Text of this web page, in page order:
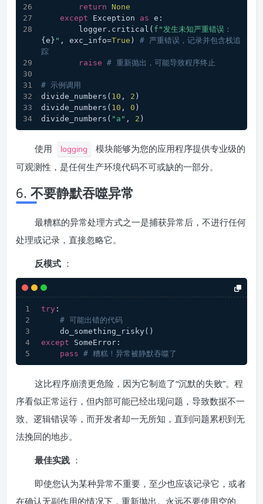
return
None
except Exception as e:
        logger.critical(
f"发生未知严重错误：
{e} " , exc_info=True ) # 严重错误，记录并包含栈追
踪
raise # 重新抛出，可能导致程序终止
# 示例调用
divide_numbers( 10 , 2 )
divide_numbers( 10 , 0 )
divide_numbers( "a" , 2 )
使用 logging
模块能够为您的应用程序提供专业级的
可观测性，是任何生产环境代码不可或缺的一部分。
6. 不要静默吞噬异常
最糟糕的异常处理方式之一是捕获异常后，不进行任何
处理或记录，直接忽略它。
反模式 ：
try :
# 可能出错的代码
    do_something_risky()
except SomeError:
pass # 糟糕！异常被静默吞噬了
这比程序崩溃更危险，因为它制造了“沉默的失败”。程
序看似正常运行，但内部可能已经出现问题，导致数据不一
致、逻辑错误等，而开发者却一无所知，直到问题累积到无
法挽回的地步。
最佳实践 ：
即使您认为某种异常不重要，至少也应该记录它，或者
在确认无副作用的情况下，重新抛出。永远不要使用空的